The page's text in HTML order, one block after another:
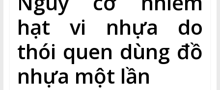
hạt vi nhựa do
thói quen dùng đồ
nhựa một lần